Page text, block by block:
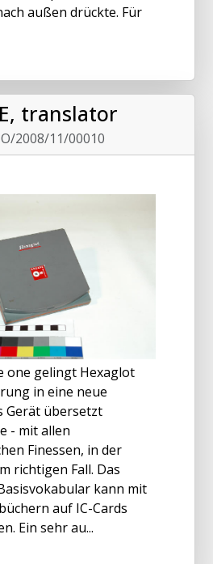
außen drückte. Für
translator
O/2008/11/00010
one gelingt Hexaglot
in eine neue
Gerät übersetzt
- mit allen
Finessen, in der
richtigen Fall. Das
kann mit
auf IC-Cards
Ein sehr au...